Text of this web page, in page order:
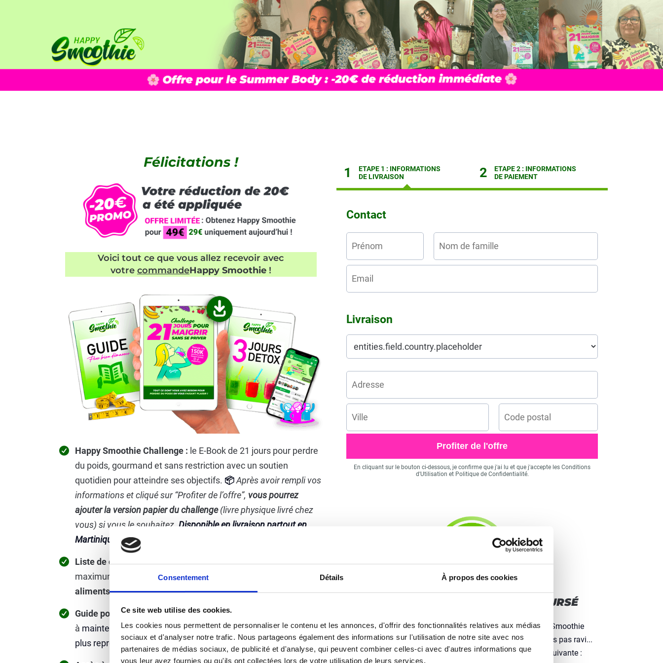
Consentement Détails À propos des cookies
Ce site web utilise des cookies.
Les cookies nous permettent de personnaliser le contenu et les annonces, d'offrir des fonctionnalités relatives aux médias
sociaux et d'analyser notre trafic. Nous partageons également des informations sur l'utilisation de notre site avec nos
partenaires de médias sociaux, de publicité et d'analyse, qui peuvent combiner celles-ci avec d'autres informations que
vous leur avez fournies ou qu'ils ont collectées lors de votre utilisation de leurs services.
Félicitations !
Voici tout ce que vous allez recevoir avec
votre commandeHappy Smoothie!
Happy Smoothie Challenge : le E-Bookde 21 jours pour perdre
du poids, gourmand et sans restriction avec un soutien
quotidien pour atteindre ses objectifs. 📦Après avoir rempli vos
informations et cliqué sur “Profiter de l’offre”, vous pourrez
ajouter la version papier du challenge(livre physique livré chez
vous) si vous le souhaitez. Disponible en livraison partout en
Martinique
🇲🇶
Liste de courses pour chaque semaine :pour faciliter au
maximum vos achats avec unguide de substitution des
aliments
Guide pour éviter l'effet Yoyo:le guide complet pour vous aider
à maintenir et stabiliser les résultats après le régime afin de ne
plus reprendre ces kilos en trop.10€ OFFERT !
1
ETAPE 1 : INFORMATIONS
DE LIVRAISON
2
ETAPE 2 : INFORMATIONS
DE PAIEMENT
Contact
Livraison
Profiter de l'offre
En cliquant sur le bouton ci-dessous, je confirme que j'ai lu et que j'accepte les Conditions
d'Utilisation et Politique de Confidentialité.
GARANTIE SATISFAIT OU REMBOURSÉ
Nous sommes persuadés que vous allez adorer Happy Smoothie
Challenge, mais si pour une raison ou une autre vous n'êtes pas ravi...
Vous pouvez contacter notre service client à l'adresse suivante :